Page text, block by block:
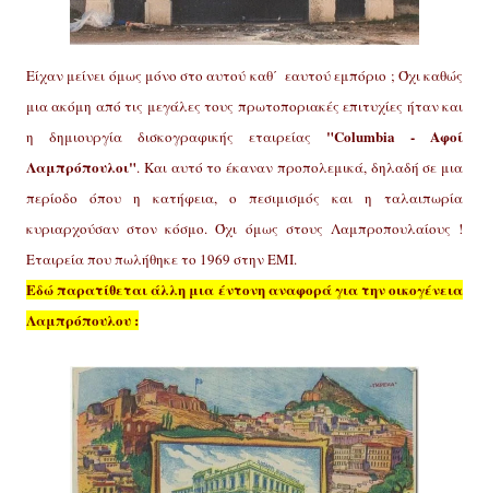
Είχαν μείνει όμως μόνο στο αυτού καθ΄ εαυτού εμπόριο ; Όχι καθώς
μια ακόμη από τις μεγάλες τους πρωτοποριακές επιτυχίες ήταν και
η δημιουργία δισκογραφικής εταιρείας "Columbia - Αφοί
Λαμπρόπουλοι". Και αυτό το έκαναν προπολεμικά, δηλαδή σε μια
περίοδο όπου η κατήφεια, ο πεσιμισμός και η ταλαιπωρία
κυριαρχούσαν στον κόσμο. Όχι όμως στους Λαμπροπουλαίους !
Εταιρεία που πωλήθηκε το 1969 στην ΕΜΙ.
Εδώ παρατίθεται άλλη μια έντονη αναφορά για την οικογένεια
Λαμπρόπουλου :